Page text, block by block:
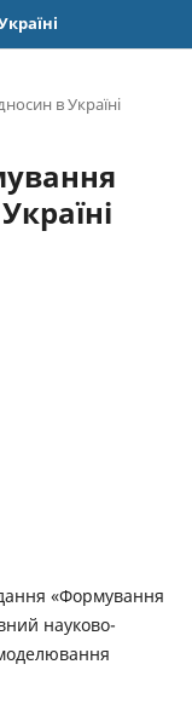
в Україні
«Формування
науково-